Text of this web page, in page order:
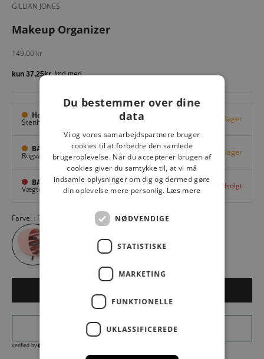
GILLIAN JONES
Makeup Organizer
Salgspris
149,00 kr
Hovedlager
Stenhuggervej 10, Få på lager
BAGGI Tarup Center
Rugvang 36, Odense NV Få på lager
BAGGI Nyborg
Vægtergade 1, Nyborg Udsolgt
Farve: Rose 35
Du bestemmer over dine
data
Vi og vores samarbejdspartnere bruger
cookies til at forbedre den samlede
brugeroplevelse. Når du accepterer brugen af
cookies giver du samtykke til, at vi må
indsamle oplysninger om dig og dermed gøre
din oplevelse mere personlig. Læs mere
NØDVENDIGE
STATISTISKE
MARKETING
FUNKTIONELLE
UKLASSIFICEREDE